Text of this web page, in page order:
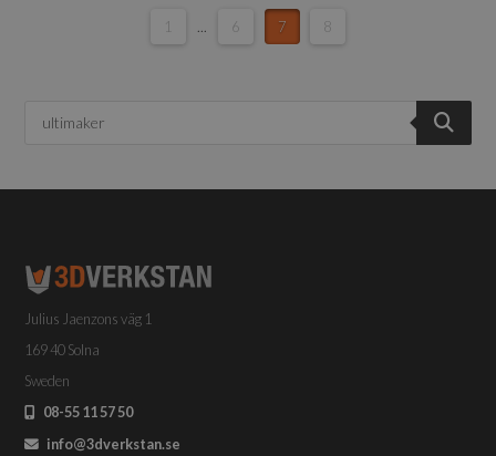
1 6 7 8
Julius Jaenzons väg 1
169 40 Solna
Sweden
08-55 11 57 50
info@3dverkstan.se